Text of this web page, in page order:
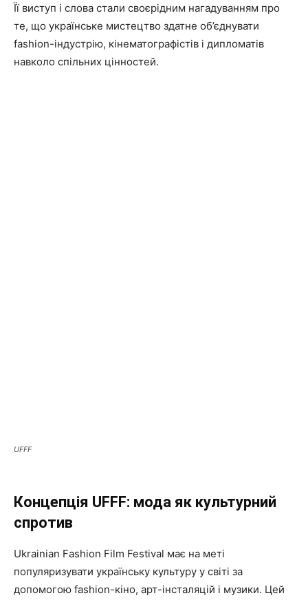
Її виступ і слова стали своєрідним нагадуванням про
те, що українське мистецтво здатне об’єднувати
fashion-індустрію, кінематографістів і дипломатів
навколо спільних цінностей.
UFFF
Концепція UFFF: мода як культурний
спротив
Ukrainian Fashion Film Festival має на меті
популяризувати українську культуру у світі за
допомогою fashion-кіно, арт-інсталяцій і музики. Цей